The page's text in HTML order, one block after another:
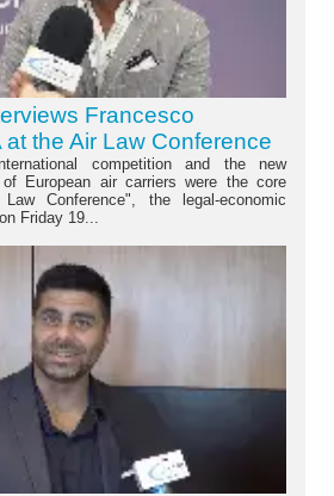
Francesco
at the Air Law Conference
competition and the new
European air carriers were the core
Conference", the legal-economic
Friday 19...